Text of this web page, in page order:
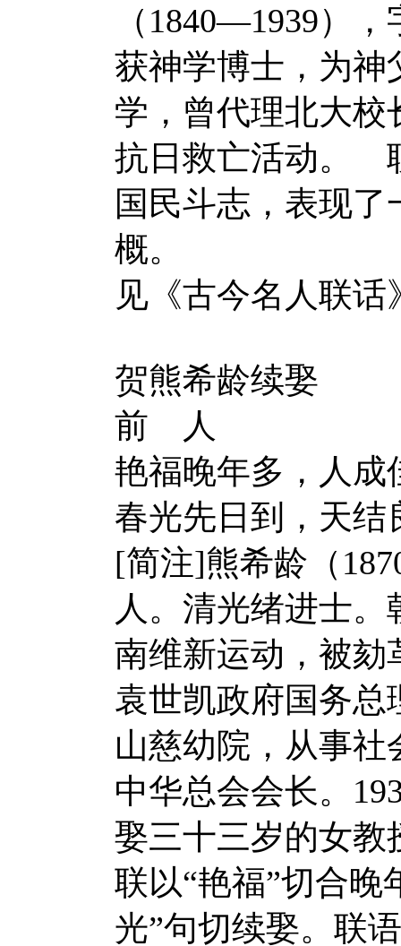
（1840—1939）
获神学博士，为神
学，曾代理北大校
抗日救亡活动。
国民斗志，表现
概。
见《古今名人联话
贺熊希龄
前 人
艳福晚年多，人成
春光先日到，天结
[简注]熊希龄（
人。清光绪进士
南维新运动，被劾
袁世凯政府国务总
山慈幼院，从事
中华总会会长。
娶三十三岁的女教
联以“艳福”切合晚
光”句切续娶。联